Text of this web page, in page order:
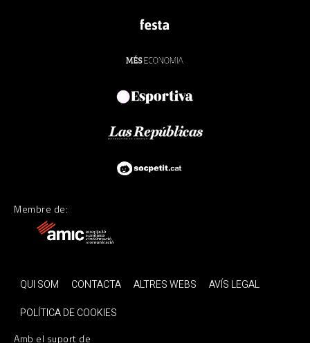
Membre de:
QUI SOM CONTACTA ALTRES WEBS
AVÍS LEGAL
POLÍTICA DE COOKIES
Amb el suport de